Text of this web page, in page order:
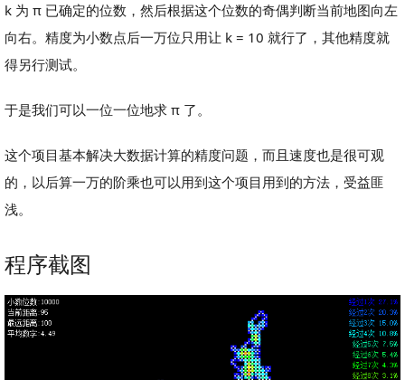
k 为 π 已确定的位数，然后根据这个位数的奇偶判断当前地图向左
向右。精度为小数点后一万位只用让 k = 10 就行了，其他精度就
得另行测试。
于是我们可以一位一位地求 π 了。
这个项目基本解决大数据计算的精度问题，而且速度也是很可观
的，以后算一万的阶乘也可以用到这个项目用到的方法，受益匪
浅。
程序截图